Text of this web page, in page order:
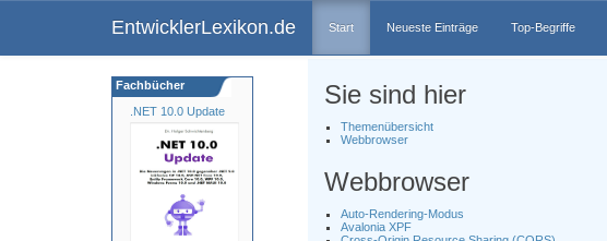
EntwicklerLexikon.de Start Neueste Einträge Top-Begriffe
.NET 10.0 Update
Fachbücher Sie sind hier
Themenübersicht
Webbrowser
Webbrowser
Auto-Rendering-Modus
Avalonia XPF